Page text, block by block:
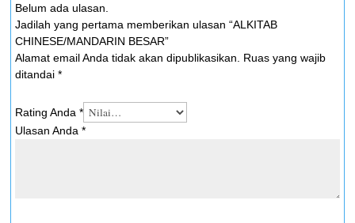
Belum ada ulasan.
Jadilah yang pertama memberikan ulasan “ALKITAB
CHINESE/MANDARIN BESAR”
Alamat email Anda tidak akan dipublikasikan.
Ruas yang wajib
ditandai *
Rating Anda *
Ulasan Anda *